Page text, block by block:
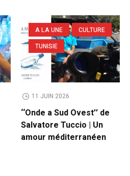
A LA UNE
CULTURE
TUNISIE
11 JUIN 2026
‘‘Onde a Sud Ovest’’ de
Salvatore Tuccio | Un
amour méditerranéen